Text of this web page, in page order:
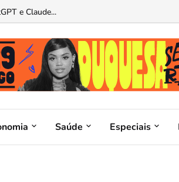
por carros...
Saúde Especiais